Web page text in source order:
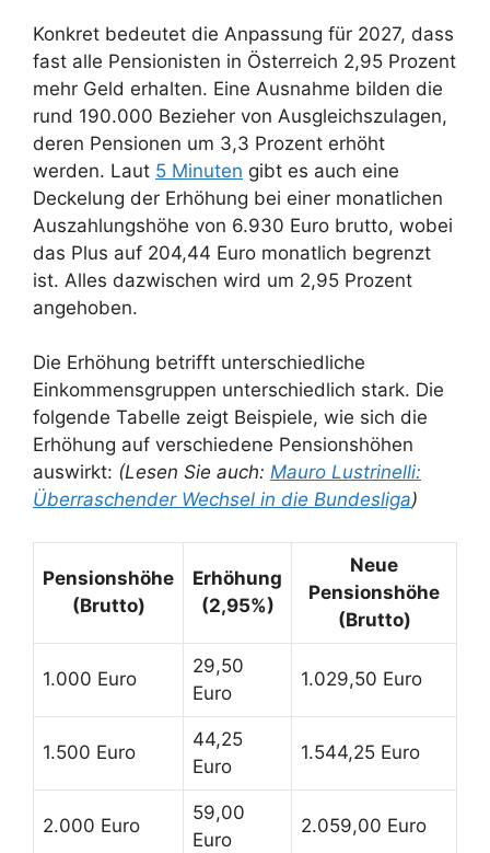
Konkret bedeutet die Anpassung für 2027, dass
fast alle Pensionisten in Österreich 2,95 Prozent
mehr Geld erhalten. Eine Ausnahme bilden die
rund 190.000 Bezieher von Ausgleichszulagen,
deren Pensionen um 3,3 Prozent erhöht
werden. Laut 5 Minuten gibt es auch eine
Deckelung der Erhöhung bei einer monatlichen
Auszahlungshöhe von 6.930 Euro brutto, wobei
das Plus auf 204,44 Euro monatlich begrenzt
ist. Alles dazwischen wird um 2,95 Prozent
angehoben.
Die Erhöhung betrifft unterschiedliche
Einkommensgruppen unterschiedlich stark. Die
folgende Tabelle zeigt Beispiele, wie sich die
Erhöhung auf verschiedene Pensionshöhen
auswirkt: (Lesen Sie auch: Mauro Lustrinelli:
Überraschender Wechsel in die Bundesliga)
Pensionshöhe
(Brutto)
Erhöhung
(2,95%)
Neue
Pensionshöhe
(Brutto)
1.000 Euro
29,50
Euro
1.029,50 Euro
1.500 Euro
44,25
Euro
1.544,25 Euro
2.000 Euro
59,00
Euro
2.059,00 Euro